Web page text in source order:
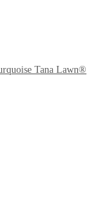
Tana Lawn®